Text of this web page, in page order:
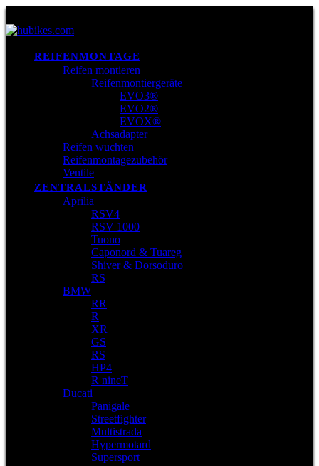
REIFENMONTAGE
Reifen montieren
Reifenmontiergeräte
EVO3®
EVO2®
EVOX®
Achsadapter
Reifen wuchten
Reifenmontagezubehör
Ventile
ZENTRALSTÄNDER
Aprilia
RSV4
RSV 1000
Tuono
Caponord & Tuareg
Shiver & Dorsoduro
RS
BMW
RR
R
XR
GS
RS
HP4
R nineT
Ducati
Panigale
Streetfighter
Multistrada
Hypermotard
Supersport